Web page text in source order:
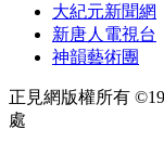
大紀元新聞網
新唐人電視台
神韻藝術團
正見網版權所有
處